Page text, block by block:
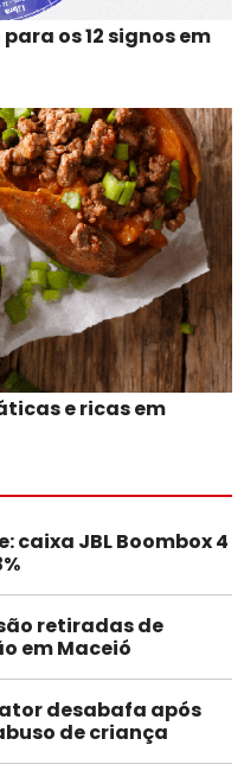
os 12 signos em
e ricas em
caixa JBL Boombox 4
retiradas de
em Maceió
desabafa após
de criança